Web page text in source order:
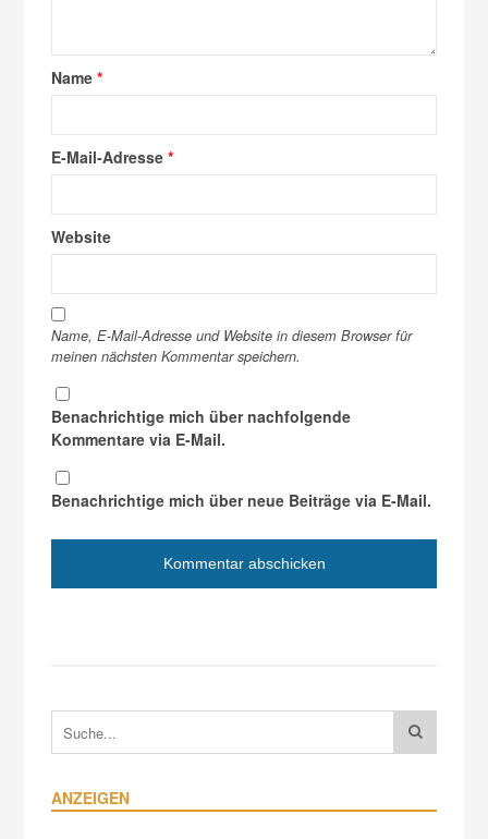
Name*
E-Mail-Adresse*
Website
Name, E-Mail-Adresse und Website in diesem Browser für
meinen nächsten Kommentar speichern.
Benachrichtige mich über nachfolgende
Kommentare via E-Mail.
Benachrichtige mich über neue Beiträge via E-Mail.
ANZEIGEN